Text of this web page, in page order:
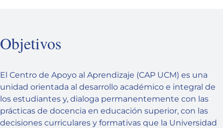
Objetivos
El Centro de Apoyo al Aprendizaje (CAP UCM) es una
unidad orientada al desarrollo académico e integral de
los estudiantes y, dialoga permanentemente con las
prácticas de docencia en educación superior, con las
decisiones curriculares y formativas que la Universidad